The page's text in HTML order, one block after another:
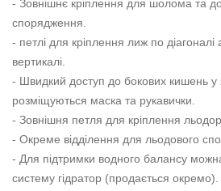
- Зовнішнє кріплення для шолома та
спорядження.
- петлі для кріплення лиж по
вертикалі.
- Швидкий доступ до бокових кишень у
розміщуються маска та рукавички.
- Зовнішня петля для кріплення
- Окреме відділення для льодового
- Для підтримки водного балансу
систему гідратор (продається окремо).